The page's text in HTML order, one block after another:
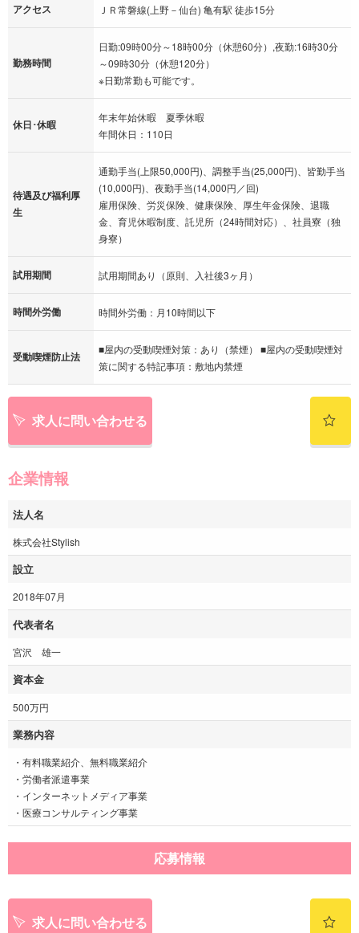
アクセス ＪＲ常磐線(上野－仙台) 亀有駅 徒歩15分
勤務時間
日勤:09時00分～18時00分（休憩60分）,夜勤:16時30分
～09時30分（休憩120分）
※日勤常勤も可能です。
休日･休暇
年末年始休暇 夏季休暇
年間休日：110日
待遇及び福利厚
生
通勤手当(上限50,000円)、調整手当(25,000円)、皆勤手当
(10,000円)、夜勤手当(14,000円／回)
雇用保険、労災保険、健康保険、厚生年金保険、退職
金、育児休暇制度、託児所（24時間対応）、社員寮（独
身寮）
試用期間 試用期間あり（原則、入社後3ヶ月）
時間外労働 時間外労働：月10時間以下
受動喫煙防止法
■屋内の受動喫煙対策：あり（禁煙） ■屋内の受動喫煙対
策に関する特記事項：敷地内禁煙
求人に問い合わせる
企業情報
法人名
株式会社Stylish
設立
2018年07月
代表者名
宮沢 雄一
資本金
500万円
業務内容
・有料職業紹介、無料職業紹介
・労働者派遣事業
・インターネットメディア事業
・医療コンサルティング事業
応募情報
求人に問い合わせる